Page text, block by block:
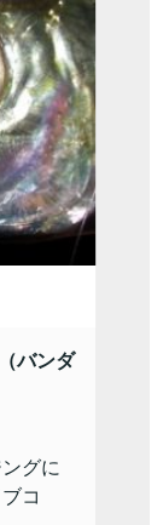
バンダ
グに
コ